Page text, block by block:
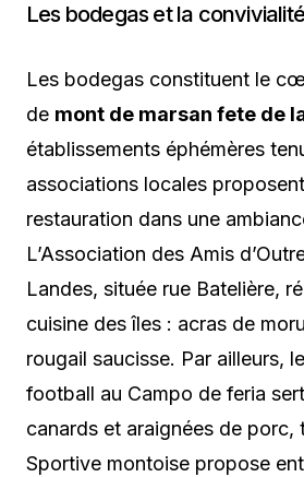
Les bodegas et la
Les bodegas constituent le
de mont de marsan fete de
établissements éphémères
associations locales
restauration dans une
L’Association des Amis
Landes, située rue Batelière,
cuisine des îles : acras de
rougail saucisse. Par ailleurs,
football au Campo de feria
canards et araignées de porc,
Sportive montoise propose